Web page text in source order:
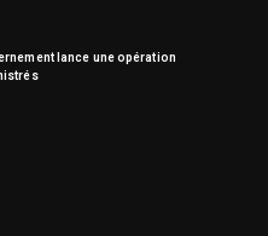
lance une opération